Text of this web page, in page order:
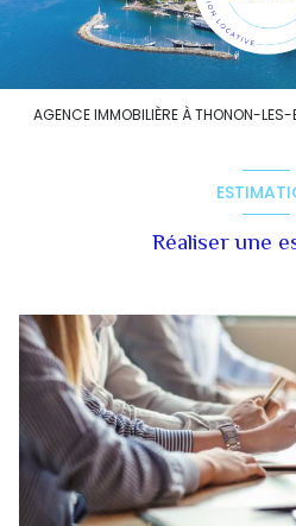
AGENCE IMMOBILIÈRE À THONON-
Réaliser une